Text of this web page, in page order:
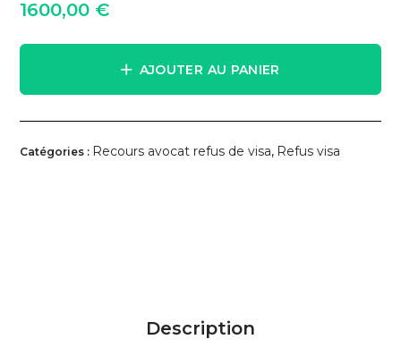
1600,00 €
AJOUTER AU PANIER
Catégories : Recours avocat refus de visa, Refus visa
Description